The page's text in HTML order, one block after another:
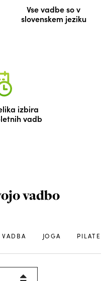
Vse vadbe so v
slovenskem jeziku
izbira
vadb
vadbo
JOGA PILATES